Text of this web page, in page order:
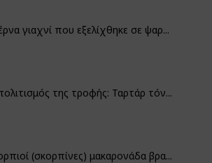
γιαχνί που εξελίχθηκε σε ψαρ...
της τροφής: Ταρτάρ τόν...
(σκορπίνες) μακαρονάδα βρα...